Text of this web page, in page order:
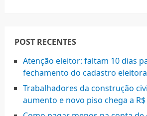
POST RECENTES
Atenção eleitor: faltam 10 dias
fechamento do cadastro
Trabalhadores da construção
aumento e novo piso chega a R$